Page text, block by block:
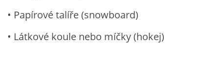
• Papírové talíře (snowboard)
• Látkové koule nebo míčky (hokej)